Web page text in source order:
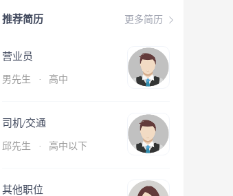
更多简历
推荐简历
营业员
男先生 · 高中
司机/交通
邱先生 · 高中以下
其他职位